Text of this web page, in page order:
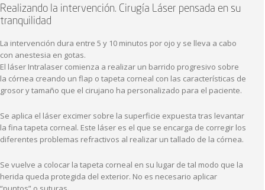
Realizando la intervención. Cirugía Láser pensada en su
tranquilidad
La intervención dura entre 5 y 10 minutos por ojo y se lleva a cabo
con anestesia en gotas.
El láser Intralaser comienza a realizar un barrido progresivo sobre
la córnea creando un flap o tapeta corneal con las características de
grosor y tamaño que el cirujano ha personalizado para el paciente.
Se aplica el láser excimer sobre la superficie expuesta tras levantar
la fina tapeta corneal. Este láser es el que se encarga de corregir los
diferentes problemas refractivos al realizar un tallado de la córnea.
Se vuelve a colocar la tapeta corneal en su lugar de tal modo que la
herida queda protegida del exterior. No es necesario aplicar